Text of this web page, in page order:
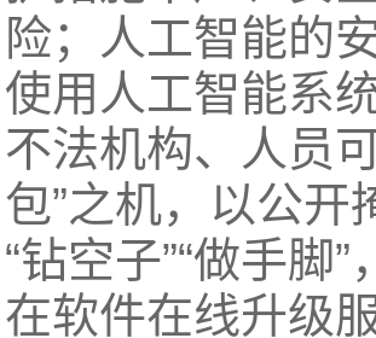
险；人工智能的
使用人工智能系
不法机构、人员
包”之机，以公
“钻空子”“做手脚
在软件在线升级